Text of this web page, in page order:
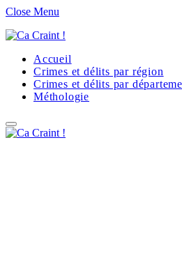
Close Menu
Accueil
Crimes et délits par région
Crimes et délits par
Méthologie